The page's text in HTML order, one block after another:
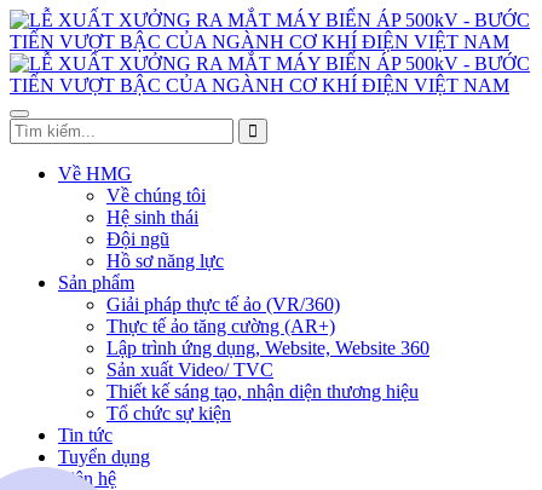
Về HMG
Về chúng tôi
Hệ sinh thái
Đội ngũ
Hồ sơ năng lực
Sản phẩm
Giải pháp thực tế ảo (VR/360)
Thực tế ảo tăng cường (AR+)
Lập trình ứng dụng, Website, Website 360
Sản xuất Video/ TVC
Thiết kế sáng tạo, nhận diện thương hiệu
Tổ chức sự kiện
Tin tức
Tuyển dụng
Liên hệ